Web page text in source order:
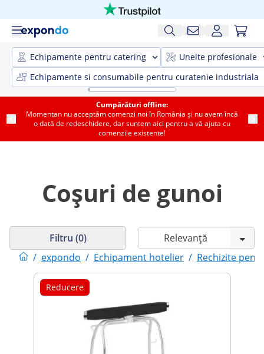
Echipamente pentru catering
Unelte profesionale
Echipamente si consumabile pentru curatenie industriala
Cumpărături offline:
Momentan nu acceptăm comenzi noi în România și nu avem încă
o dată de redeschidere, dar suntem aici pentru a vă ajuta cu
comenzile existente!
Coșuri de gunoi
/ expondo / Echipament hotelier / Rechizite
Filtru (0)
Reducere